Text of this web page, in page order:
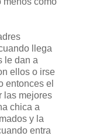
llega
le dan a
ellos o irse
entonces el
las mejores
chica a
y la
entra